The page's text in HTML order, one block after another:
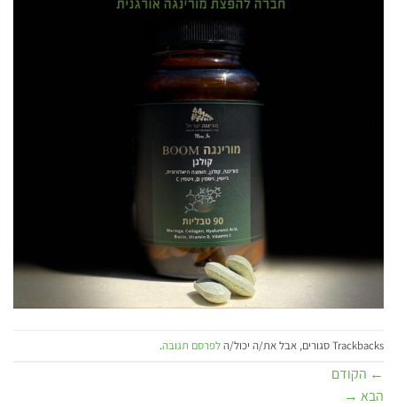
Trackbacks סגורים, אבל את/ה יכול/ה לפרסם תגובה.
← הקודם
הבא →